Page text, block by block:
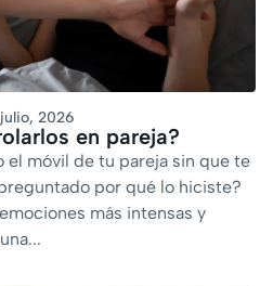
2026
en pareja?
el móvil de tu pareja sin que te
por qué lo hiciste?
más intensas y